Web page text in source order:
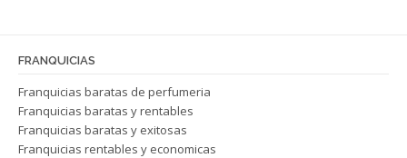
FRANQUICIAS
Franquicias baratas de perfumeria
Franquicias baratas y rentables
Franquicias baratas y exitosas
Franquicias rentables y economicas